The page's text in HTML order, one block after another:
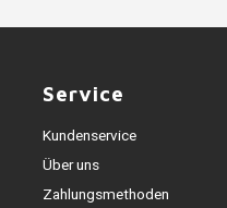
Service
Kundenservice
Über uns
Zahlungsmethoden